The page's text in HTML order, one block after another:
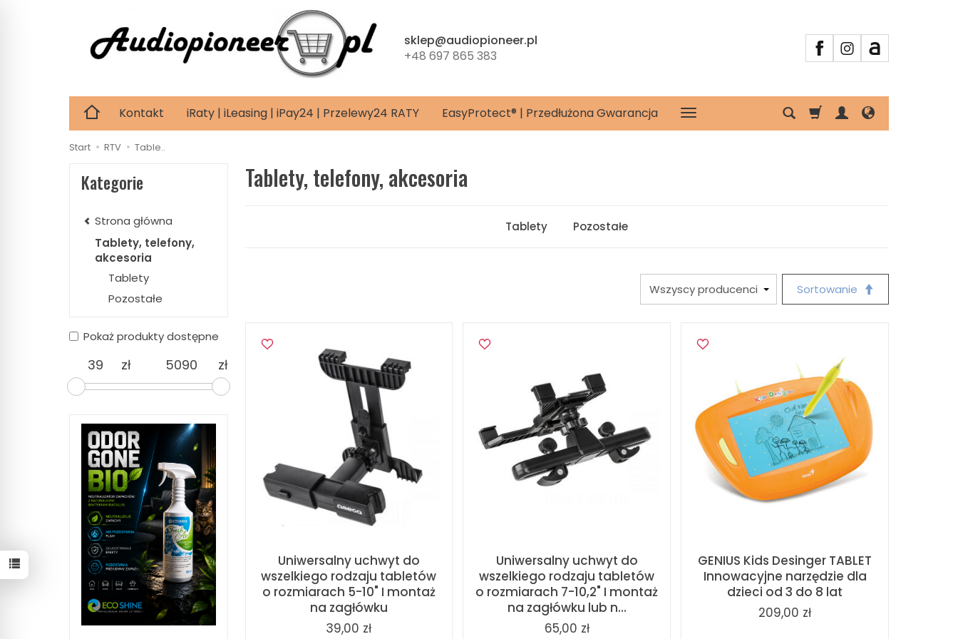
sklep@audiopioneer.pl
+48 697 865 383
Kontakt iRaty | iLeasing | iPay24 | Przelewy24 RATY EasyProtect® | Przedłużona Gwarancja
Start RTV Table..
Tablety, telefony, akcesoria
Tablety Pozostałe
Sortowanie
Uniwersalny uchwyt do
wszelkiego rodzaju tabletów
o rozmiarach 5-10" I montaż
na zagłówku
39,00 zł
Uniwersalny uchwyt do
wszelkiego rodzaju tabletów
o rozmiarach 7-10,2" I montaż
na zagłówku lub n...
65,00 zł
GENIUS Kids Desinger TABLET
Innowacyjne narzędzie dla
dzieci od 3 do 8 lat
209,00 zł
Kategorie
Strona główna
Tablety, telefony,
akcesoria
Tablety
Pozostałe
Pokaż produkty dostępne
zł zł